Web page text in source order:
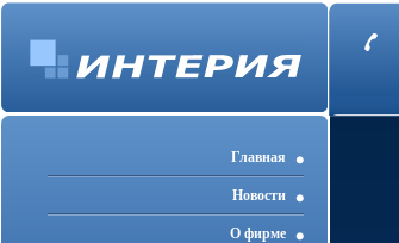
Главная
Новости
О фирме